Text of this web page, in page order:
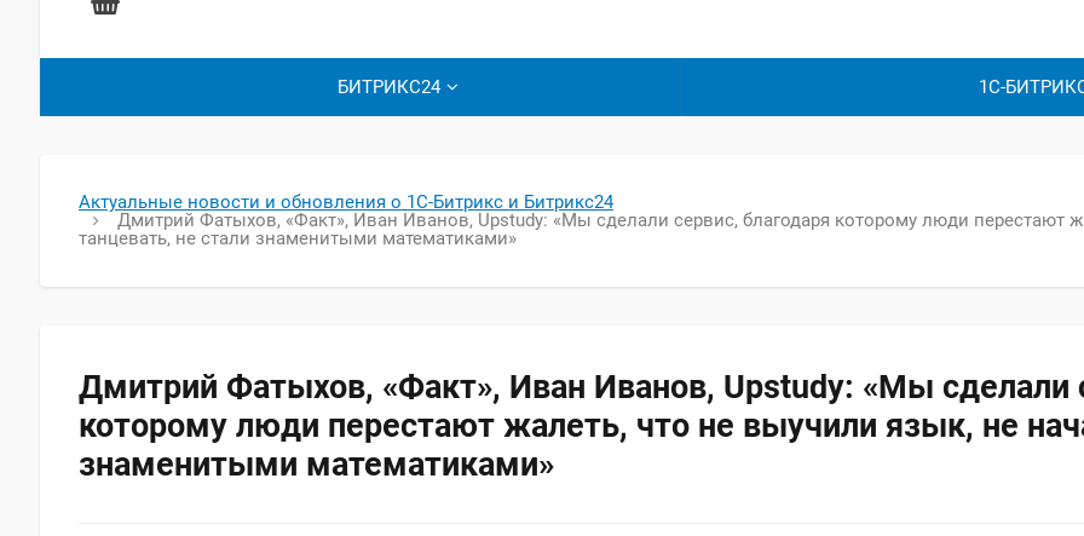
БИТРИКС24 1С-
Актуальные новости и обновления о 1С-Битрикс и Битрикс24
Дмитрий Фатыхов, «Факт», Иван Иванов, Upstudy: «Мы сделали сервис, благодаря которому люди перестают
танцевать, не стали знаменитыми математиками»
Дмитрий Фатыхов, «Факт», Иван Иванов, Upstudy: «Мы сделали
которому люди перестают жалеть, что не выучили язык, не
знаменитыми математиками»